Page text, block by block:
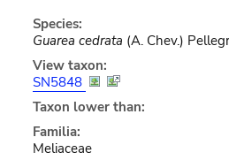
Species:
Guarea cedrata (A. Chev.)
View taxon:
SN5848
Taxon lower than:
Familia:
Meliaceae